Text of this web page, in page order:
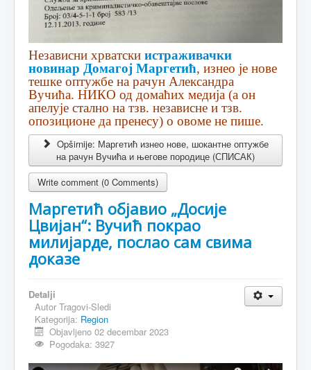
Независни хрватски истраживачки
новинар Домагој Маргетић, изнео је нове
тешке оптужбе на рачун Александра
Вучића. НИКО од домаћих медија (а он
апелује стално на тзв. независне и тзв.
опозиционе да пренесу) о овоме не пише.
Opširnije: Маргетић изнео нове, шокантне оптужбе
на рачун Вучића и његове породице (СПИСАК)
Write comment (0 Comments)
Маргетић објавио „Досије
Цвијан“: Вучић покрао
милијарде, послао сам свима
доказе
Detalji
Autor Tragovi-Sledi
Kategorija: Region
Objavljeno 02 decembar 2023
Pogodaka: 3927